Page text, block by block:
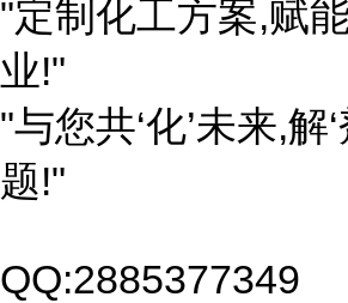
"定制化工方案,赋
业!"
"与您共‘化’未来,解
题!"
QQ:2885377349